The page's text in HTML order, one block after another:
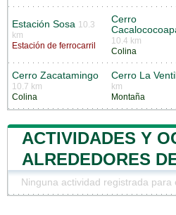
Estación Sosa 10.3
km
Estación de ferrocarril
Cerro
10.4 km
Colina
Cerro Zacatamingo
10.7 km
Colina
Cerro La
km
Montaña
ACTIVIDADES Y
ALREDEDORES
Ninguna actividad registrada para